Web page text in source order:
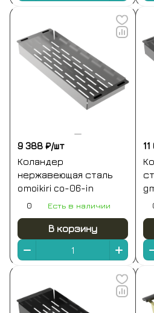
9 388 ₽/шт
Коландер
нержавеющая сталь
omoikiri co-06-in
0 Есть в наличии
В корзину